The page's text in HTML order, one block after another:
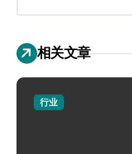
相关文章
行业